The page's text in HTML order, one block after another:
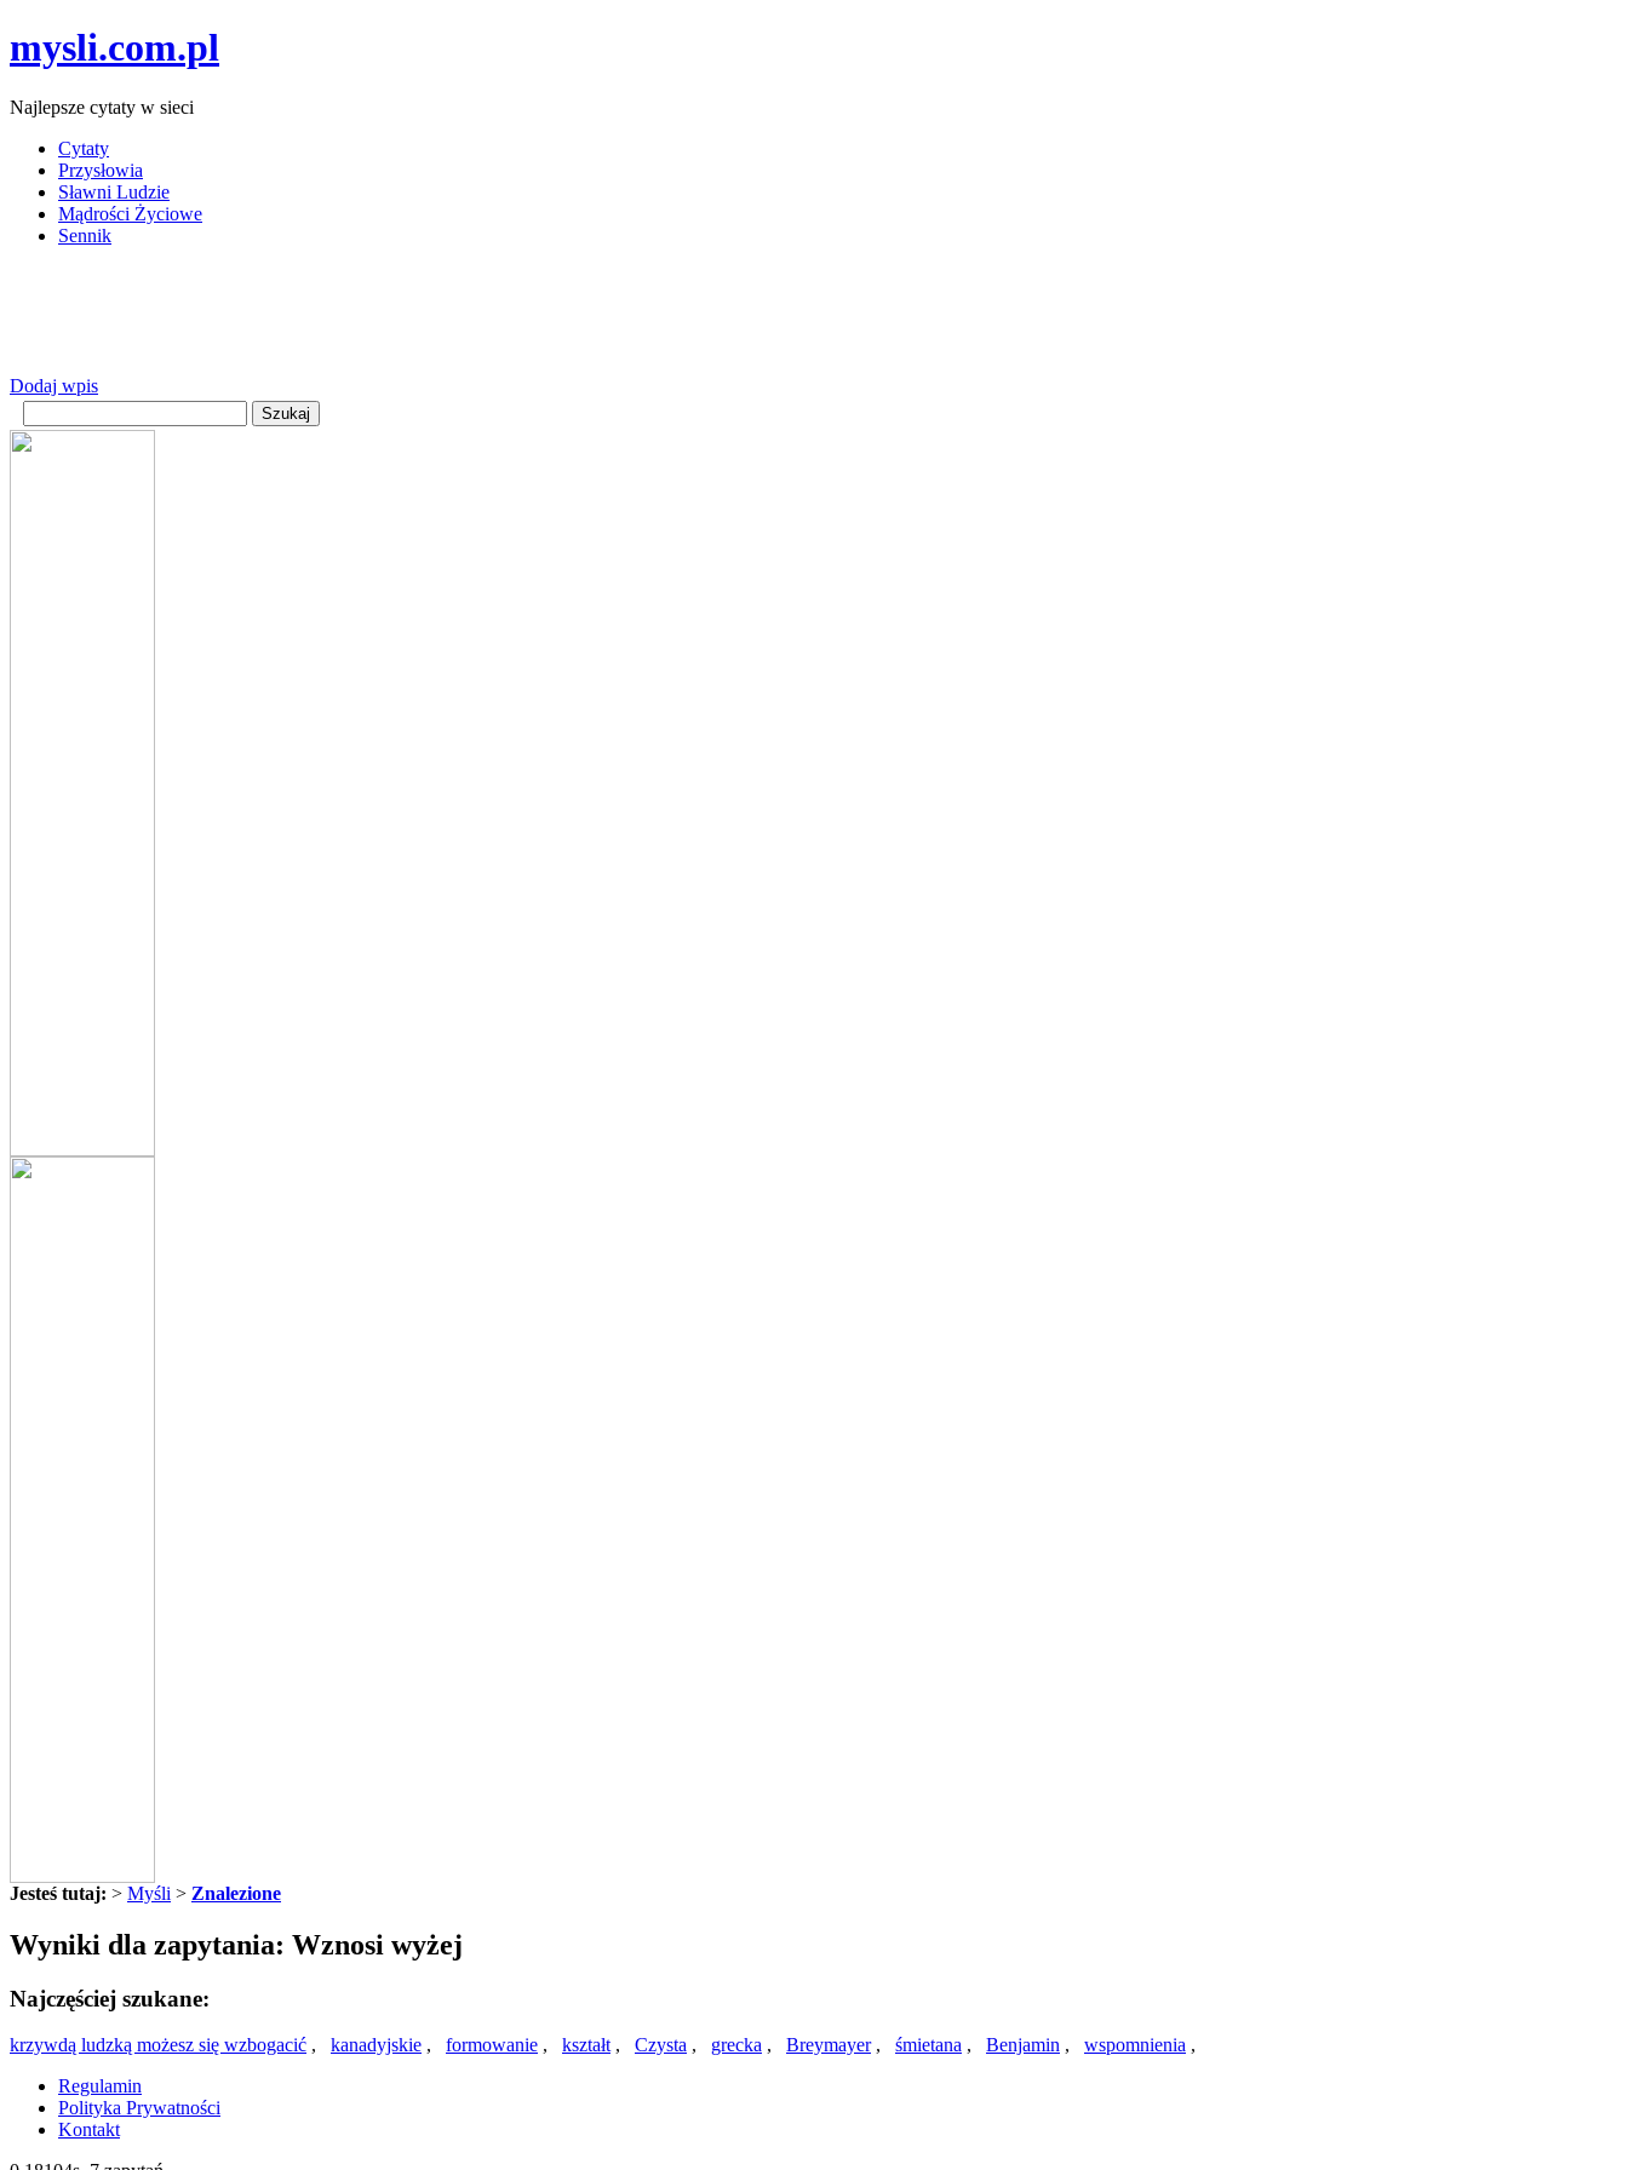
mysli.com.pl
Najlepsze cytaty w sieci
Cytaty
Przysłowia
Sławni Ludzie
Mądrości Życiowe
Sennik
Dodaj wpis
Jesteś tutaj: > Myśli > Znalezione
Wyniki dla zapytania: Wznosi wyżej
Najczęściej szukane:
krzywdą ludzką możesz się wzbogacić , kanadyjskie , formowanie , kształt, Czysta , grecka , Breymayer, śmietana , Benjamin , wspomnienia ,
Regulamin
Polityka Prywatności
Kontakt